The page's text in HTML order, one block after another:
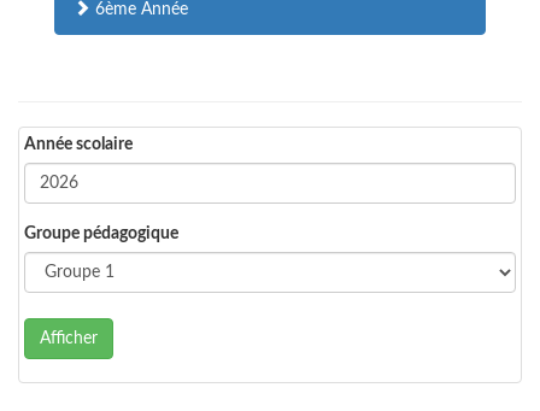
6ème Année
Année scolaire
Groupe pédagogique
Afficher